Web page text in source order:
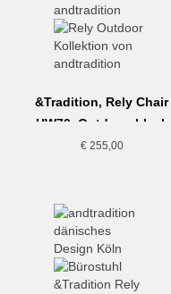
&Tradition, Rely Chair
HW70, Outdoor, black
€255,00